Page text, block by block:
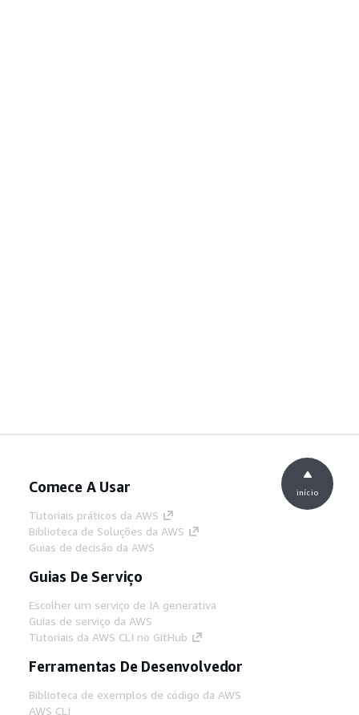
Comece A Usar
Tutoriais práticos da AWS
Biblioteca de Soluções da AWS
Guias de decisão da AWS
Guias De Serviço
Escolher um serviço de IA generativa
Guias de serviço da AWS
Tutoriais da AWS CLI no GitHub
Ferramentas De Desenvolvedor
Biblioteca de exemplos de código da AWS
AWS CLI
início